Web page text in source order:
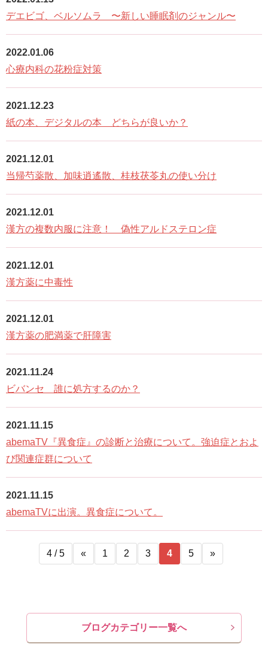
デエビゴ、ベルソムラ 〜新しい睡眠剤のジャンル〜
2022.01.06
心療内科の花粉症対策
2021.12.23
紙の本、デジタルの本 どちらが良いか？
2021.12.01
当帰芍薬散、加味逍遙散、桂枝茯苓丸の使い分け
2021.12.01
漢方の複数内服に注意！ 偽性アルドステロン症
2021.12.01
漢方薬に中毒性
2021.12.01
漢方薬の肥満薬で肝障害
2021.11.24
ビバンセ 誰に処方するのか？
2021.11.15
abemaTV『異食症』の診断と治療について。強迫症とおよ
び関連症群について
2021.11.15
abemaTVに出演。異食症について。
4 / 5 « 1 2 3 4 5 »
ブログカテゴリー一覧へ